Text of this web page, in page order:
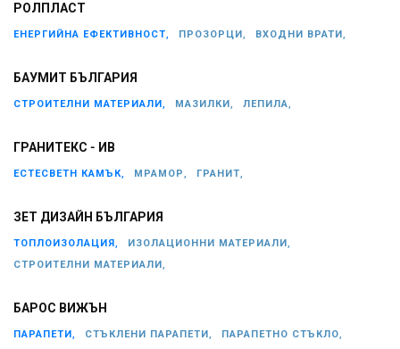
РОЛПЛАСТ
ЕНЕРГИЙНА ЕФЕКТИВНОСТ, ПРОЗОРЦИ, ВХОДНИ ВРАТИ,
БАУМИТ БЪЛГАРИЯ
СТРОИТЕЛНИ МАТЕРИАЛИ, МАЗИЛКИ, ЛЕПИЛА,
ГРАНИТЕКС - ИВ
ЕСТЕСВЕТН КАМЪК, МРАМОР, ГРАНИТ,
ЗЕТ ДИЗАЙН БЪЛГАРИЯ
ТОПЛОИЗОЛАЦИЯ,
ИЗОЛАЦИОННИ МАТЕРИАЛИ,
СТРОИТЕЛНИ МАТЕРИАЛИ,
БАРОС ВИЖЪН
ПАРАПЕТИ, СТЪКЛЕНИ ПАРАПЕТИ, ПАРАПЕТНО СТЪКЛО,